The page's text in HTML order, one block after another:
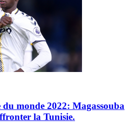
monde 2022: Magassouba
la Tunisie.